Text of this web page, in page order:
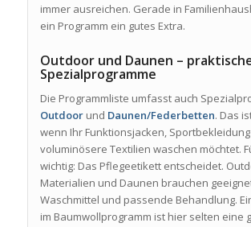
immer ausreichen. Gerade in
ein Programm ein gutes Extra.
Outdoor und Daunen –
Spezialprogramme
Die Programmliste umfasst auch
Outdoorund Daunen/Federbetten. Das
wenn Ihr Funktionsjacken,
voluminösere Textilien waschen möchtet.
wichtig: Das Pflegeetikett entscheidet.
Materialien und Daunen brauchen
Waschmittel und passende Behandlung.
im Baumwollprogramm ist hier selten eine